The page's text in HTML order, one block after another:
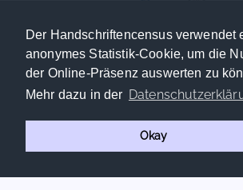
Der Handschriftencensus verwendet
anonymes Statistik-Cookie, um die
der Online-Präsenz auswerten zu
Mehr dazu in der
Okay